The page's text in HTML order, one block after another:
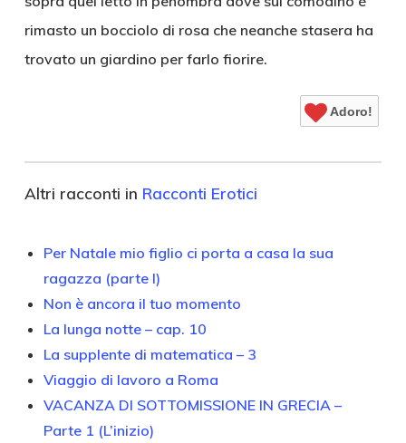
rimasto un bocciolo di rosa che neanche stasera ha
trovato un giardino per farlo fiorire.
Adoro!
Altri racconti in Racconti Erotici
Per Natale mio figlio ci porta a casa la sua
ragazza (parte I)
Non è ancora il tuo momento
La lunga notte – cap. 10
La supplente di matematica – 3
Viaggio di lavoro a Roma
VACANZA DI SOTTOMISSIONE IN GRECIA –
Parte 1 (L’inizio)